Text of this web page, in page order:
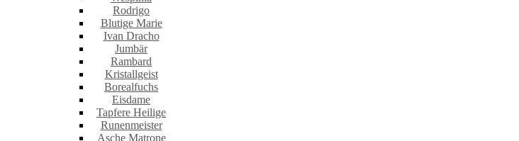
Rodrigo
Blutige Marie
Ivan Dracho
Jumbär
Rambard
Kristallgeist
Borealfuchs
Eisdame
Tapfere Heilige
Runenmeister
Asche Matrone